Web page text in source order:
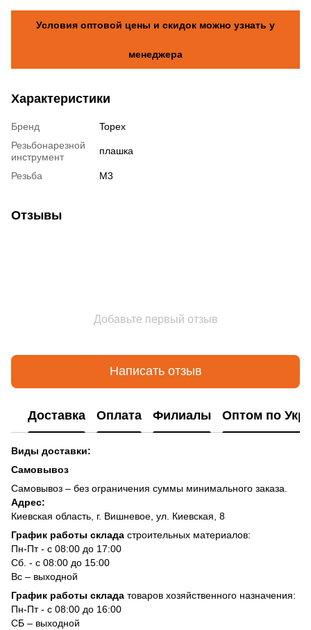
Условия оптовой цены и скидок можно узнать у
менеджера
Характеристики
Бренд
Topex
Резьбонарезной
инструмент
плашка
Резьба М3
Отзывы
Добавьте первый отзыв
Написать отзыв
Доставка Оплата Филиалы Оптом по
Виды доставки:
Самовывоз
Самовывоз – без ограничения суммы минимального заказа.
Адрес:
Киевская область, г. Вишневое, ул. Киевская, 8
График работы склада строительных материалов:
Пн-Пт - с 08:00 до 17:00
Сб. - с 08:00 до 15:00
Вс – выходной
График работы склада товаров хозяйственного назначения:
Пн-Пт - с 08:00 до 16:00
СБ – выходной